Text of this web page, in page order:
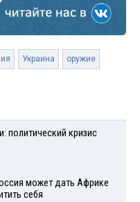
Украина оружие
политический кризис
может дать Африке
себя